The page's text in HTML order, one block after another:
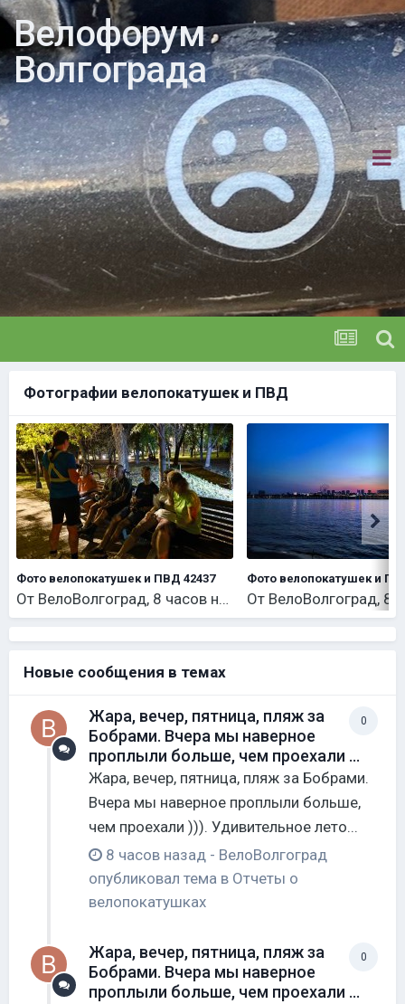
Велофорум
Волгограда
Фотографии велопокатушек и ПВД
Фото велопокатушек и ПВД 42437
От ВелоВолгоград, 8 часов назад
Фото велопокатушек и
От ВелоВолгоград, 8
Новые сообщения в темах
0
Жара, вечер, пятница, пляж за
Бобрами. Вчера мы наверное
проплыли больше, чем проехали ...
Жара, вечер, пятница, пляж за Бобрами.
Вчера мы наверное проплыли больше,
чем проехали ))). Удивительное лето...
8 часов назад - ВелоВолгоград
опубликовал тема в Отчеты о
велопокатушках
0
Жара, вечер, пятница, пляж за
Бобрами. Вчера мы наверное
проплыли больше, чем проехали ...